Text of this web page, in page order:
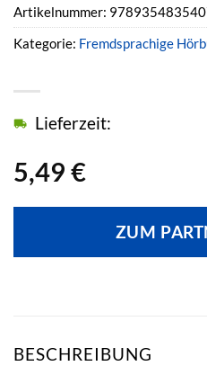
5,49 €
Lieferzeit:
ZUM
Artikelnummer:
Kategorie: Fremdsprachige
BESCHREIBUNG